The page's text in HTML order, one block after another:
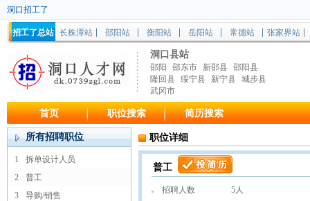
洞口招工了
招工了总站 长株潭站 邵阳站 衡阳站 岳阳站 常德站 张家界站
洞口县站
邵阳 邵东市 新邵县 邵阳县
隆回县 绥宁县 新宁县 城步县
武冈市
首页 职位搜索 简历搜索
所有招聘职位
1
拆单设计人员
2
普工
3
导购/销售
职位详细
普工
招聘人数 5人